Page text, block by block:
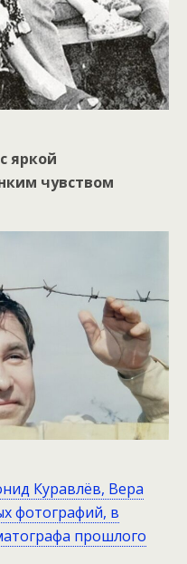
яркой
чувством
Куравлёв, Вера
фотографий, в
прошлого